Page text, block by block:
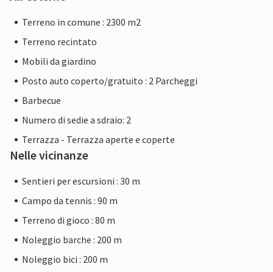
Terreno in comune : 2300 m2
Terreno recintato
Mobili da giardino
Posto auto coperto/gratuito : 2 Parcheggi
Barbecue
Numero di sedie a sdraio: 2
Terrazza - Terrazza aperte e coperte
Nelle vicinanze
Sentieri per escursioni : 30 m
Campo da tennis : 90 m
Terreno di gioco : 80 m
Noleggio barche : 200 m
Noleggio bici : 200 m